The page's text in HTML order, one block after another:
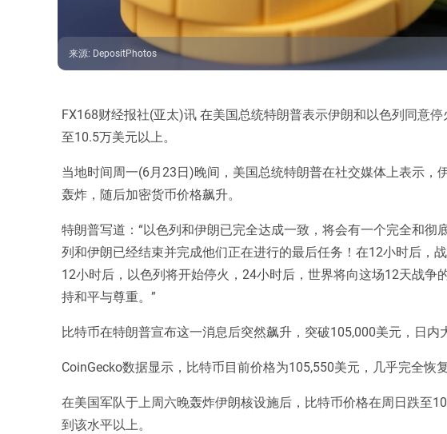
来源: DepositPhotos
FX168财经报社(亚太)讯 在美国总统特朗普表示伊朗和以色列同意停
至10.5万美元以上。
当地时间周一(6月23日)晚间，美国总统特朗普在社交媒体上表示，
轰炸，随后加密货币价格飙升。
特朗普写道：“以色列和伊朗已完全达成一致，将会有一个完全和
列和伊朗已经结束并完成他们正在进行的最后任务！在12小时后，
12小时后，以色列将开始停火，24小时后，世界将向这场12天战争
持和平与尊重。”
比特币在特朗普宣布这一消息后突然飙升，突破105,000美元，日内
CoinGecko数据显示，比特币目前价格为105,550美元，几乎完全恢
在美国军队于上周六晚轰炸伊朗核设施后，比特币价格在周日跌至
到该水平以上。